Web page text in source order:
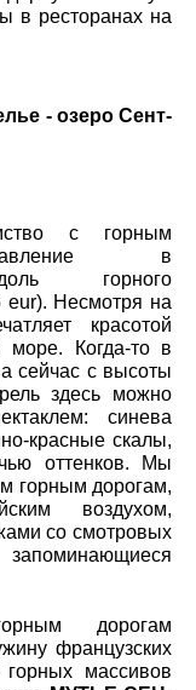
в ресторанах на
- озеро Сент-
с горным
в
горного
eur). Несмотря на
красотой
море. Когда-то в
сейчас с высоты
здесь можно
синева
красные скалы,
оттенков. Мы
горным дорогам,
воздухом,
со смотровых
дорогам
французских
массивов